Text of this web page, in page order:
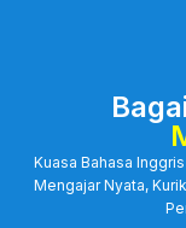
Kuasa Bahasa
Mengajar Nyata,